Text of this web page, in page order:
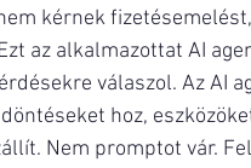
kérnek
az alkalmazottat AI
válaszol. Az AI
hoz,
Nem promptot vár.